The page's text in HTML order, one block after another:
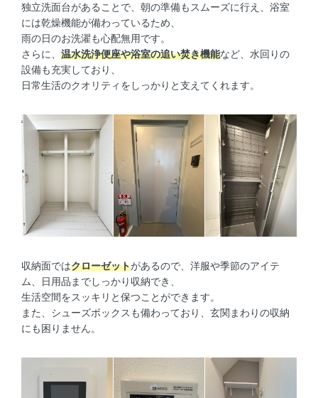
独立洗面台があることで、朝の準備もスムーズに行え、浴室
には乾燥機能が備わっているため、
雨の日のお洗濯も心配無用です。
さらに、 温水洗浄便座や浴室の追い焚き機能など、水回りの
設備も充実しており、
日常生活のクオリティをしっかりと支えてくれます。
収納面ではクローゼットがあるので、洋服や季節のアイテ
ム、日用品までしっかり収納でき、
生活空間をスッキリと保つことができます。
また、シューズボックスも備わっており、玄関まわりの収納
にも困りません。